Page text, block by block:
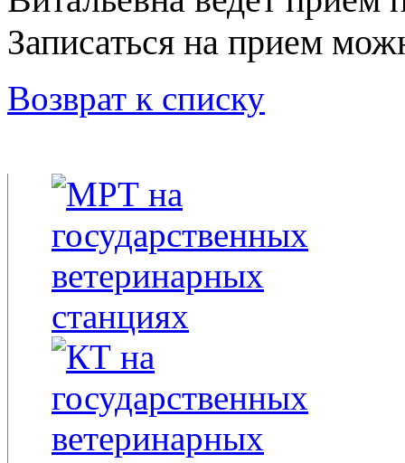
Записаться на прием
Возврат к списку